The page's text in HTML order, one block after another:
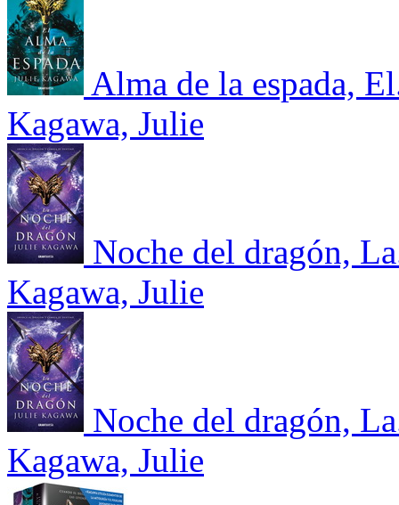
Alma de la espada,
Kagawa, Julie
Noche del dragón,
Kagawa, Julie
Noche del dragón,
Kagawa, Julie